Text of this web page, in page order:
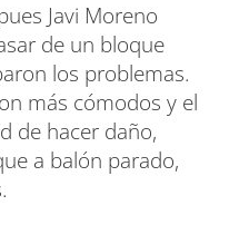
Javi Moreno
de un bloque
los problemas.
más cómodos y el
de hacer daño,
a balón parado,